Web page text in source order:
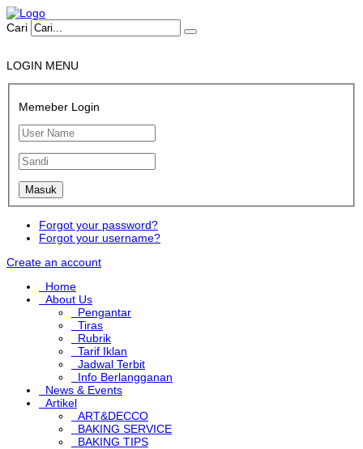
Cari
LOGIN MENU
Memeber Login
Forgot your password?
Forgot your username?
Create an account
Home
About Us
Pengantar
Tiras
Rubrik
Tarif Iklan
Jadwal Terbit
Info Berlangganan
News & Events
Artikel
ART&DECCO
BAKING SERVICE
BAKING TIPS